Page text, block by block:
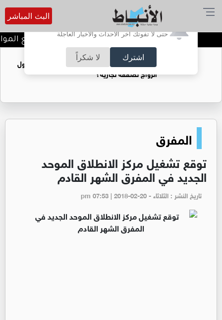
أترغب في تفعيل الإشعارات؟
حتى لا تفوتك آخر الأحداث والأخبار العاجلة
اشترك لا شكراً
البث المباشر
الربع القانوني... حين يدفع
فتيات يستغللنه لتحقيق مكاسب مادية.. هل تحول
الزواج لصفقة تجارية؟
المفرق
توقع تشغيل مركز الانطلاق الموحد
الجديد في المفرق الشهر القادم
تاريخ النشر : الثلاثاء - pm 07:53 | 2018-02-20